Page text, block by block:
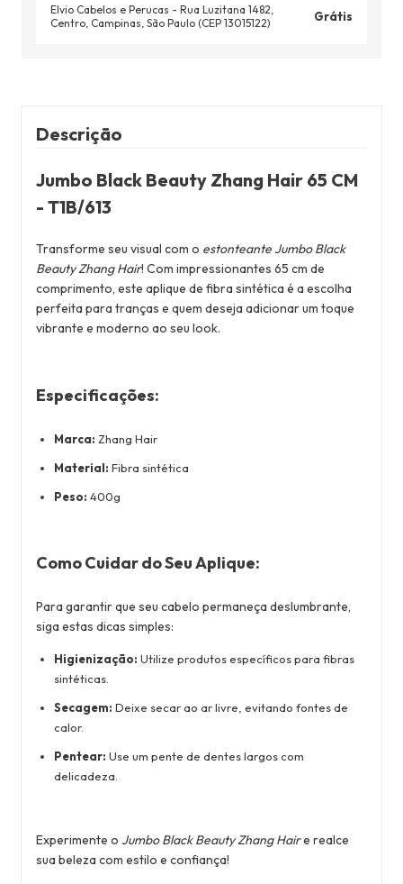
Elvio Cabelos e Perucas - Rua Luzitana 1482,
Centro, Campinas, São Paulo (CEP 13015122)
Grátis
Descrição
Jumbo Black Beauty Zhang Hair 65 CM
- T1B/613
Transforme seu visual com o estonteante Jumbo Black
Beauty Zhang Hair! Com impressionantes 65 cm de
comprimento, este aplique de fibra sintética é a escolha
perfeita para tranças e quem deseja adicionar um toque
vibrante e moderno ao seu look.
Especificações:
Marca: Zhang Hair
Material: Fibra sintética
Peso: 400g
Como Cuidar do Seu Aplique:
Para garantir que seu cabelo permaneça deslumbrante,
siga estas dicas simples:
Higienização: Utilize produtos específicos para fibras
sintéticas.
Secagem: Deixe secar ao ar livre, evitando fontes de
calor.
Pentear: Use um pente de dentes largos com
delicadeza.
Experimente o Jumbo Black Beauty Zhang Haire realce
sua beleza com estilo e confiança!